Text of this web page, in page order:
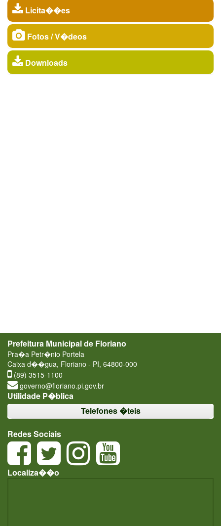
Licita��es
Fotos / V�deos
Downloads
Prefeitura Municipal de Floriano
Pra�a Petr�nio Portela
Caixa d��gua, Floriano - PI, 64800-000
(89) 3515-1100
governo@floriano.pi.gov.br
Utilidade P�blica
Telefones �teis
Redes Sociais
Localiza��o